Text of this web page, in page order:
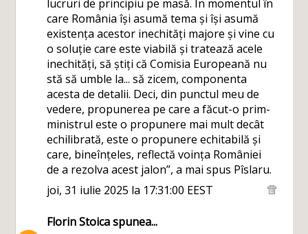
lucruri de principiu pe masă. În momentul în
care România își asumă tema și își asumă
existența acestor inechități majore și vine cu
o soluție care este viabilă și tratează acele
inechități, să știți că Comisia Europeană nu
stă să umble la... să zicem, componenta
acesta de detalii. Deci, din punctul meu de
vedere, propunerea pe care a făcut-o prim-
ministrul este o propunere mai mult decât
echilibrată, este o propunere echitabilă și
care, bineînțeles, reflectă voința României
de a rezolva acest jalon”, a mai spus Pîslaru.
joi, 31 iulie 2025 la 17:31:00 EEST
Florin Stoicaspunea...